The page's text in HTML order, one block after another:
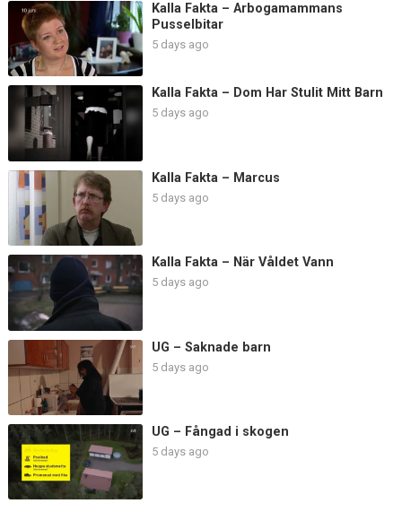
Kalla Fakta – Arbogamammans
Pusselbitar
5 days ago
Kalla Fakta – Dom Har Stulit Mitt Barn
5 days ago
Kalla Fakta – Marcus
5 days ago
Kalla Fakta – När Våldet Vann
5 days ago
UG – Saknade barn
5 days ago
UG – Fångad i skogen
5 days ago